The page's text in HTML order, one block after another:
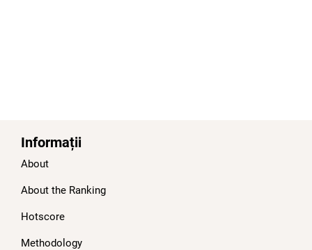
Informații
About
About the Ranking
Hotscore
Methodology